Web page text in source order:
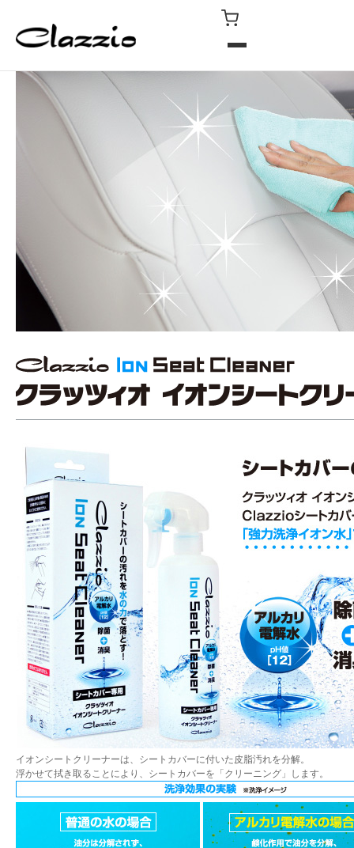
イオンシートクリーナーは、シートカバーに付いた皮脂汚れを分解。
浮かせて拭き取ることにより、シートカバーを「クリーニング」します。